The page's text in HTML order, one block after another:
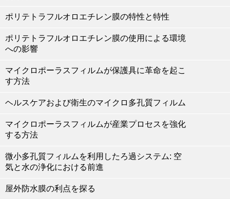
ポリテトラフルオロエチレン膜の特性と特性
ポリテトラフルオロエチレン膜の使用による環境
への影響
マイクロポーラスフィルムが保護具に革命を起こ
す方法
ヘルスケアおよび衛生のマイクロ多孔質フィルム
マイクロポーラスフィルムが産業プロセスを強化
する方法
微小多孔質フィルムを利用したろ過システム: 空
気と水の浄化における前進
屋外防水膜の利点を探る